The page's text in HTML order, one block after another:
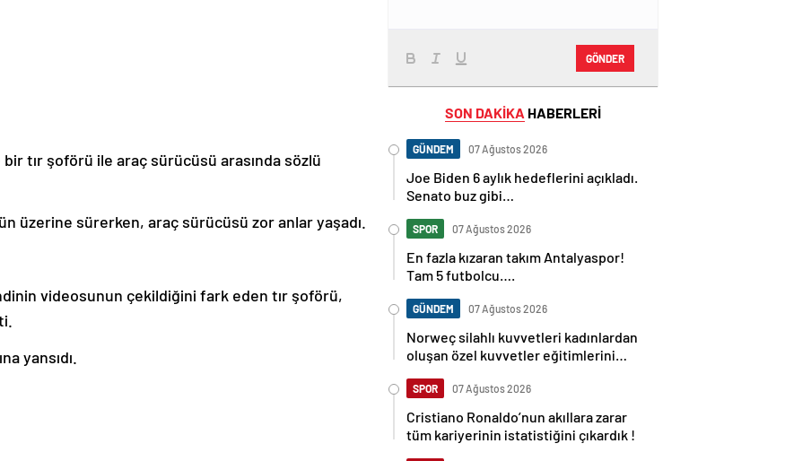
tır şoförü ile araç sürücüsü arasında sözlü
üzerine sürerken, araç sürücüsü zor anlar yaşadı.
videosunun çekildiğini fark eden tır şoförü,
yansıdı.
GÖNDER
SON DAKİKA HABERLERİ
GÜNDEM 07 Ağustos 2026
Joe Biden 6 aylık hedeflerini açıkladı.
Senato buz gibi…
SPOR 07 Ağustos 2026
En fazla kızaran takım Antalyaspor!
Tam 5 futbolcu….
GÜNDEM 07 Ağustos 2026
Norweç silahlı kuvvetleri kadınlardan
oluşan özel kuvvetler eğitimlerini
SPOR 07 Ağustos 2026
Cristiano Ronaldo’nun akıllara zarar
tüm kariyerinin istatistiğini çıkardık !